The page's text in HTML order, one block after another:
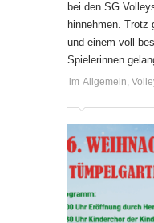
bei den SG
hinnehmen. Trotz
und einem voll
Spielerinnen
im Allgemein,